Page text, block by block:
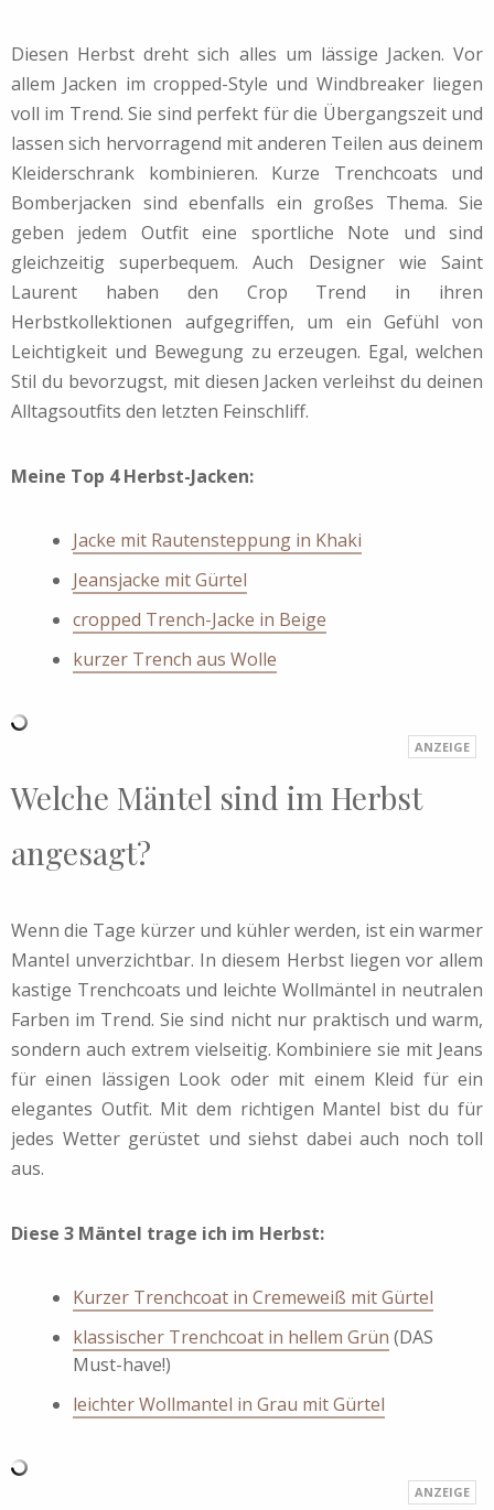
Diesen Herbst dreht sich alles um lässige Jacken. Vor
allem Jacken im cropped-Style und Windbreaker liegen
voll im Trend. Sie sind perfekt für die Übergangszeit und
lassen sich hervorragend mit anderen Teilen aus deinem
Kleiderschrank kombinieren. Kurze Trenchcoats und
Bomberjacken sind ebenfalls ein großes Thema. Sie
geben jedem Outfit eine sportliche Note und sind
gleichzeitig superbequem. Auch Designer wie Saint
Laurent haben den Crop Trend in ihren
Herbstkollektionen aufgegriffen, um ein Gefühl von
Leichtigkeit und Bewegung zu erzeugen. Egal, welchen
Stil du bevorzugst, mit diesen Jacken verleihst du deinen
Alltagsoutfits den letzten Feinschliff.
Meine Top 4 Herbst-Jacken:
Jacke mit Rautensteppung in Khaki
Jeansjacke mit Gürtel
cropped Trench-Jacke in Beige
kurzer Trench aus Wolle
Welche Mäntel sind im Herbst
angesagt?
Wenn die Tage kürzer und kühler werden, ist ein warmer
Mantel unverzichtbar. In diesem Herbst liegen vor allem
kastige Trenchcoats und leichte Wollmäntel in neutralen
Farben im Trend. Sie sind nicht nur praktisch und warm,
sondern auch extrem vielseitig. Kombiniere sie mit Jeans
für einen lässigen Look oder mit einem Kleid für ein
elegantes Outfit. Mit dem richtigen Mantel bist du für
jedes Wetter gerüstet und siehst dabei auch noch toll
aus.
Diese 3 Mäntel trage ich im Herbst:
Kurzer Trenchcoat in Cremeweiß mit Gürtel
klassischer Trenchcoat in hellem Grün (DAS
Must-have!)
leichter Wollmantel in Grau mit Gürtel